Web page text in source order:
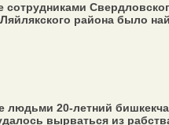
района было
20-летний
вырваться из